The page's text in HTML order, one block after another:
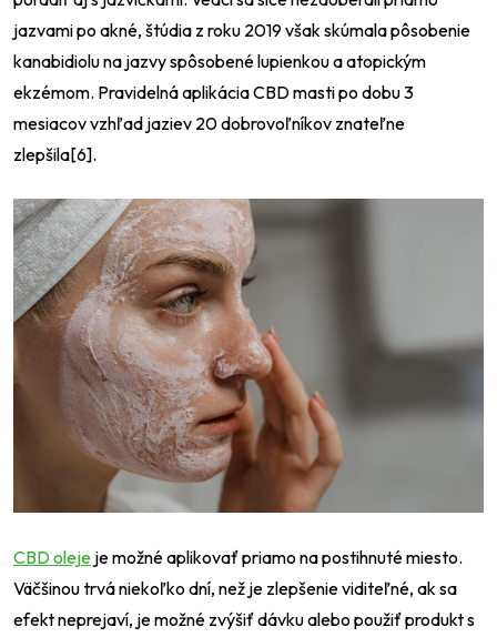
jazvami po akné, štúdia z roku 2019 však skúmala pôsobenie
kanabidiolu na jazvy spôsobené lupienkou a atopickým
ekzémom. Pravidelná aplikácia CBD masti po dobu 3
mesiacov vzhľad jaziev 20 dobrovoľníkov znateľne
zlepšila[6].
CBD oleje je možné aplikovať priamo na postihnuté miesto.
Väčšinou trvá niekoľko dní, než je zlepšenie viditeľné, ak sa
efekt neprejaví, je možné zvýšiť dávku alebo použiť produkt s